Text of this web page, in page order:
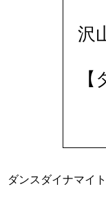
沢
ダンスダイナマイ